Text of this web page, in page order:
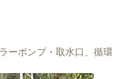
ーポンプ・取水口、循環